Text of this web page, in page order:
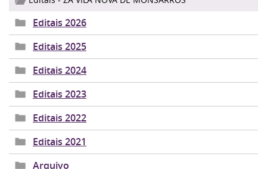
Editais 2026
Editais 2025
Editais 2024
Editais 2023
Editais 2022
Editais 2021
Arquivo